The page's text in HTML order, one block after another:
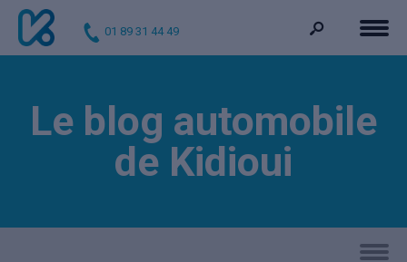
01 89 31 44 49
Le blog automobile
de Kidioui